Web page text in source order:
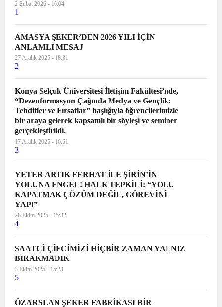
2 Şubat 2026 - 16:04
1
AMASYA ŞEKER’DEN 2026 YILI İÇİN
ANLAMLI MESAJ
27 Aralık 2025 - 18:31
2
Konya Selçuk Üniversitesi İletişim Fakültesi’nde,
“Dezenformasyon Çağında Medya ve Gençlik:
Tehditler ve Fırsatlar” başlığıyla öğrencilerimizle
bir araya gelerek kapsamlı bir söyleşi ve seminer
gerçekleştirildi.
17 Aralık 2025 - 16:51
3
YETER ARTIK FERHAT İLE ŞİRİN’İN
YOLUNA ENGEL! HALK TEPKİLİ: “YOLU
KAPATMAK ÇÖZÜM DEĞİL, GÖREVİNİ
YAP!”
28 Ekim 2025 - 15:32
4
SAATCİ ÇİFCİMİZİ HİÇBİR ZAMAN YALNIZ
BIRAKMADIK
3 Ekim 2025 - 15:23
5
ÖZARSLAN ŞEKER FABRİKASI BİR